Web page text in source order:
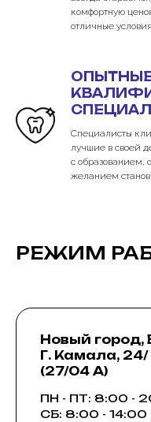
комфортную
отличные
Специалисты
лучшие в своей
c образованием,
желанием
РЕЖИМ
Новый город,
Г. Камала,
(27/04 А)
ПН - ПТ: 8:00 -
СБ: 8:00 - 14:00